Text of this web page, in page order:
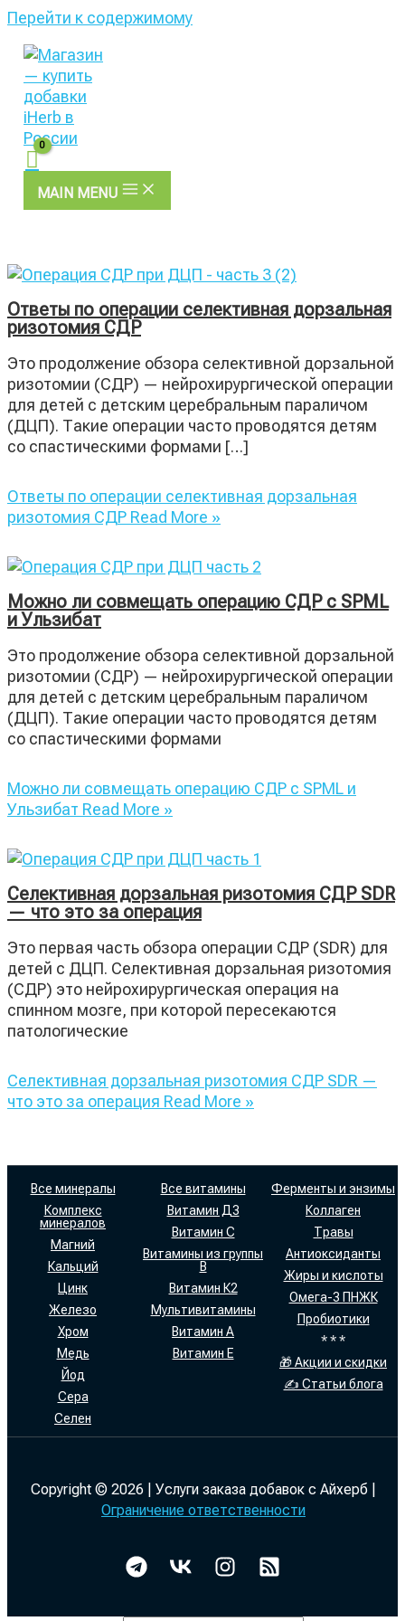
Перейти к содержимому
MAIN MENU
Ответы по операции селективная дорзальная
ризотомия СДР
Это продолжение обзора селективной дорзальной
ризотомии (СДР) — нейрохирургической операции
для детей с детским церебральным параличом
(ДЦП). Такие операции часто проводятся детям
со спастическими формами […]
Ответы по операции селективная дорзальная
ризотомия СДР Read More »
Можно ли совмещать операцию СДР с SPML
и Ульзибат
Это продолжение обзора селективной дорзальной
ризотомии (СДР) — нейрохирургической операции
для детей с детским церебральным параличом
(ДЦП). Такие операции часто проводятся детям
со спастическими формами
Можно ли совмещать операцию СДР с SPML и
Ульзибат Read More »
Селективная дорзальная ризотомия СДР SDR
— что это за операция
Это первая часть обзора операции СДР (SDR) для
детей с ДЦП. Селективная дорзальная ризотомия
(СДР) это нейрохирургическая операция на
спинном мозге, при которой пересекаются
патологические
Селективная дорзальная ризотомия СДР SDR —
что это за операция Read More »
Все минералы
Комплекс
минералов
Магний
Кальций
Цинк
Железо
Хром
Медь
Йод
Сера
Селен
Все витамины
Витамин Д3
Витамин С
Витамины из группы
В
Витамин К2
Мультивитамины
Витамин А
Витамин Е
Ферменты и энзимы
Коллаген
Травы
Антиоксиданты
Жиры и кислоты
Омега-3 ПНЖК
Пробиотики
* * *
🎁 Акции и скидки
✍ Статьи блога
Copyright © 2026 | Услуги заказа добавок с Айхерб |
Ограничение ответственности